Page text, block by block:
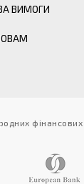
ВИМОГИ
фінансових